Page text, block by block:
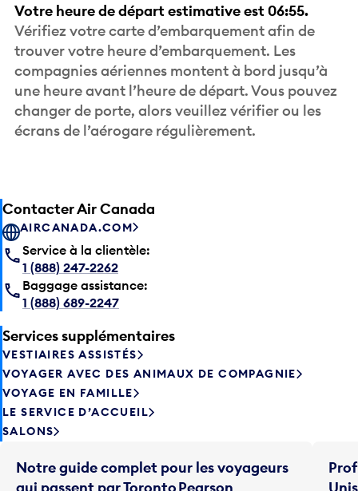
Votre heure de départ estimative est 06:55.
Vérifiez votre carte d’embarquement afin de
trouver votre heure d’embarquement. Les
compagnies aériennes montent à bord jusqu’à
une heure avant l’heure de départ. Vous pouvez
changer de porte, alors veuillez vérifier ou les
écrans de l’aérogare régulièrement.
Contacter Air Canada
AIRCANADA.COM
Service à la clientèle:
1 (888) 247-2262
Baggage assistance:
1 (888) 689-2247
Services supplémentaires
VESTIAIRES ASSISTÉS
VOYAGER AVEC DES ANIMAUX DE COMPAGNIE
VOYAGE EN FAMILLE
LE SERVICE D’ACCUEIL
SALONS
Notre guide complet pour les voyageurs